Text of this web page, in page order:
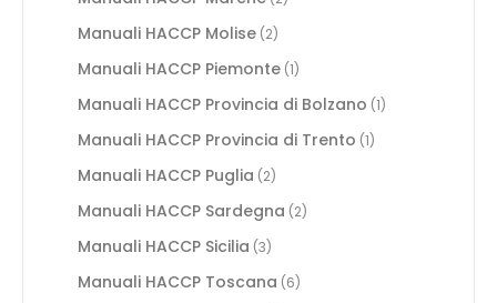
Manuali HACCP Molise (2)
Manuali HACCP Piemonte (1)
Manuali HACCP Provincia di Bolzano (1)
Manuali HACCP Provincia di Trento (1)
Manuali HACCP Puglia (2)
Manuali HACCP Sardegna (2)
Manuali HACCP Sicilia (3)
Manuali HACCP Toscana (6)